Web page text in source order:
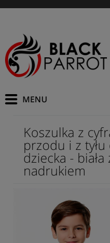
Koszulka z
przodu i z
dziecka -
nadrukiem